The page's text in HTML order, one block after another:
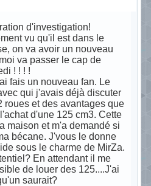
d'investigation!
vu qu'il est dans le
on va avoir un nouveau
va passer le cap de
! ! ! !
fais un nouveau fan. Le
qui j'avais déjà discuter
roues et des avantages que
d'une 125 cm3. Cette
maison et m'a demandé si
bécane. J'vous le donne
sous le charme de MirZa.
En attendant il me
de louer des 125....J'ai
saurait?